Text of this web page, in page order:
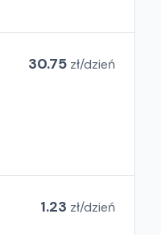
30.75 zł/dzień
1.23 zł/dzień